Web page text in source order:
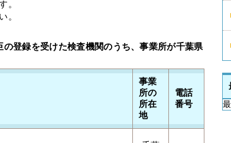
。
。
登録を受けた検査機関のうち、事業所が千葉県
事業
所の
所在
地
電話
番号